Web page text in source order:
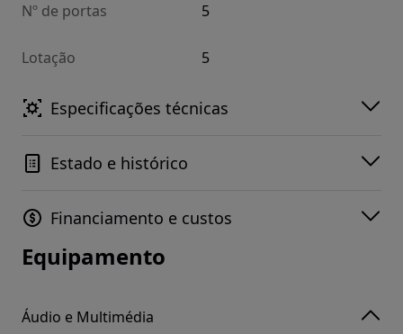
Nº de portas 5
Lotação 5
Especificações técnicas
Estado e histórico
Financiamento e custos
Equipamento
Áudio e Multimédia